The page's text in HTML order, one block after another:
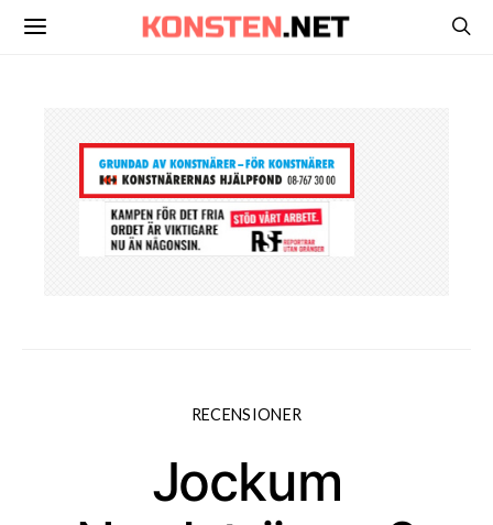
RECENSIONER
Jockum